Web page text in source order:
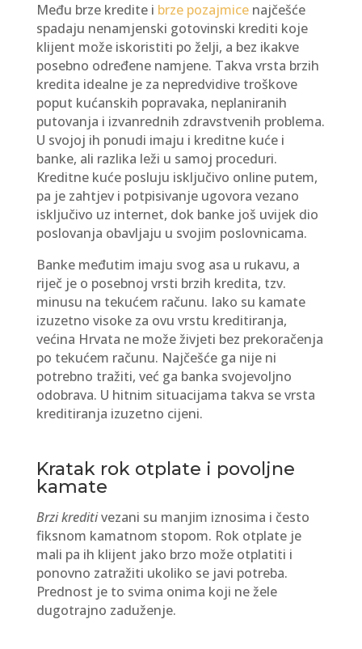
Među brze kredite i brze pozajmicenajčešće
spadaju nenamjenski gotovinski krediti koje
klijent može iskoristiti po želji, a bez ikakve
posebno određene namjene. Takva vrsta brzih
kredita idealne je za nepredvidive troškove
poput kućanskih popravaka, neplaniranih
putovanja i izvanrednih zdravstvenih problema.
U svojoj ih ponudi imaju i kreditne kuće i
banke, ali razlika leži u samoj proceduri.
Kreditne kuće posluju isključivo online putem,
pa je zahtjev i potpisivanje ugovora vezano
isključivo uz internet, dok banke još uvijek dio
poslovanja obavljaju u svojim poslovnicama.
Banke međutim imaju svog asa u rukavu, a
riječ je o posebnoj vrsti brzih kredita, tzv.
minusu na tekućem računu. Iako su kamate
izuzetno visoke za ovu vrstu kreditiranja,
većina Hrvata ne može živjeti bez prekoračenja
po tekućem računu. Najčešće ga nije ni
potrebno tražiti, već ga banka svojevoljno
odobrava. U hitnim situacijama takva se vrsta
kreditiranja izuzetno cijeni.
Kratak rok otplate i povoljne
kamate
Brzi kreditivezani su manjim iznosima i često
fiksnom kamatnom stopom. Rok otplate je
mali pa ih klijent jako brzo može otplatiti i
ponovno zatražiti ukoliko se javi potreba.
Prednost je to svima onima koji ne žele
dugotrajno zaduženje.